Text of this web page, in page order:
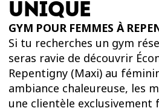
UNIQUE
GYM POUR FEMMES À
Si tu recherches un gym
seras ravie de découvrir
Repentigny (Maxi) au
ambiance chaleureuse, les
une clientèle exclusivement